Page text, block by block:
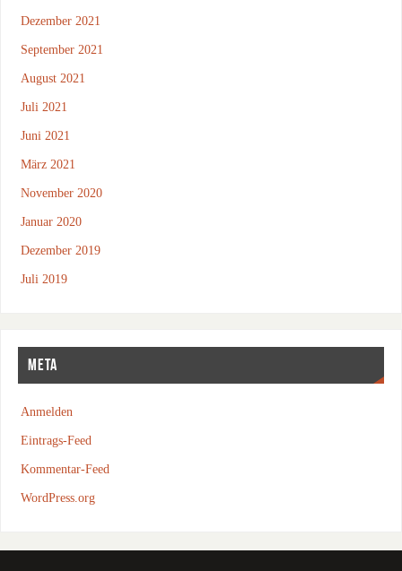
Dezember 2021
September 2021
August 2021
Juli 2021
Juni 2021
März 2021
November 2020
Januar 2020
Dezember 2019
Juli 2019
META
Anmelden
Eintrags-Feed
Kommentar-Feed
WordPress.org